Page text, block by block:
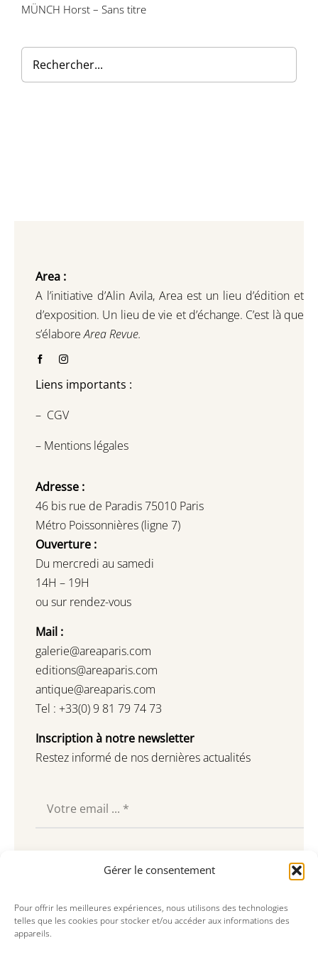
Gérer le consentement
Pour offrir les meilleures expériences, nous utilisons des technologies
telles que les cookies pour stocker et/ou accéder aux informations des
appareils.
MÜNCH Horst – Sans titre
Area :
A l’initiative d’Alin Avila, Area est un lieu d’édition et
d’exposition. Un lieu de vie et d’échange. C’est là que
s’élaboreArea Revue.
Liens importants :
– CGV
– Mentions légales
Adresse :
46 bis rue de Paradis 75010 Paris
Métro Poissonnières (ligne 7)
Ouverture :
Du mercredi au samedi
14H – 19H
ou sur rendez-vous
Mail :
galerie@areaparis.com
editions@areaparis.com
antique@areaparis.com
Tel : +33(0) 9 81 79 74 73
Inscription à notre newsletter
Restez informé de nos dernières actualités
Souscrire